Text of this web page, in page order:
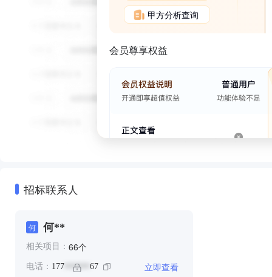
甲方分析查询
会员尊享权益
招标联系人
何 何**
相关项目： 66个
电话： 177 ****** 67 立即查看